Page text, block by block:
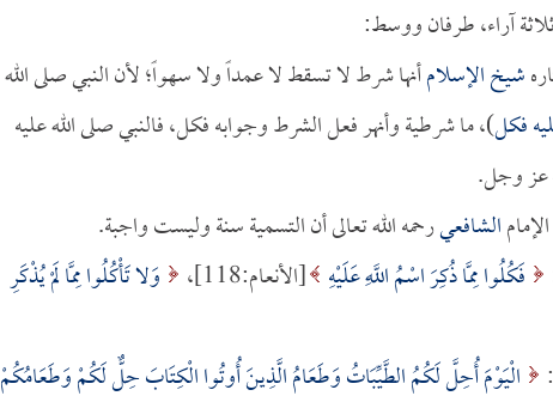
آراء، طرفان ووسط:
شيخ الإسلامأنها شرط لا تسقط لا عمداً ولا سهواً؛ لأن النبي صلى الله
فكل)، ما شرطية وأنهر فعل الشرط وجوابه فكل، فالنبي صلى الله عليه
عز وجل.
الشافعيرحمه الله تعالى أن التسمية سنة وليست واجبة.
فَكُلُوا مِمَّا ذُكِرَ اسْمُ اللَّهِ عَلَيْهِ [الأنعام:118]،
وَلا تَأْكُلُوا مِمَّا لَمْ يُذْكَرِ
الْيَوْمَ أُحِلَّ لَكُمُ الطَّيِّبَاتُ وَطَعَامُ الَّذِينَ أُوتُوا الْكِتَابَ حِلٌّ لَكُمْ وَطَعَامُكُمْ